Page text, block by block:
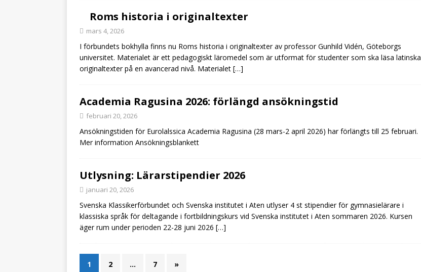
Roms historia i originaltexter
mars 4, 2026
I förbundets bokhylla finns nu Roms historia i originaltexter av professor Gunhild Vidén, Göteborgs
universitet. Materialet är ett pedagogiskt läromedel som är utformat för studenter som ska läsa latinska
originaltexter på en avancerad nivå. Materialet […]
Academia Ragusina 2026: förlängd ansökningstid
februari 20, 2026
Ansökningstiden för Eurolalssica Academia Ragusina (28 mars-2 april 2026) har förlängts till 25 februari.
Mer information Ansökningsblankett
Utlysning: Lärarstipendier 2026
januari 20, 2026
Svenska Klassikerförbundet och Svenska institutet i Aten utlyser 4 st stipendier för gymnasielärare i
klassiska språk för deltagande i fortbildningskurs vid Svenska institutet i Aten sommaren 2026. Kursen
äger rum under perioden 22-28 juni 2026 […]
1 2 … 7 »